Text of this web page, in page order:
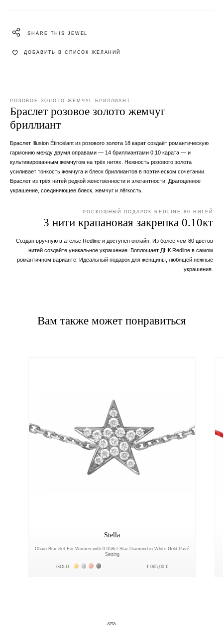
SHARE THIS JEWEL
ДОБАВИТЬ В СПИСОК ЖЕЛАНИЙ
РОЗОВОЕ ЗОЛОТО ЖЕМЧУГ БРИЛЛИАНТ
Браслет розовое золото жемчуг
бриллиант
Браслет Illusion Étincelant из розового золота 18 карат создаёт романтическую
гармонию между двумя оправами — 14 бриллиантами 0,10 карата — и
культивированным жемчугом на трёх нитях. Нежность розового золота
усиливает тонкость жемчуга и блеск бриллиантов в поэтическом сочетании.
Браслет из трёх нитей редкой женственности и элегантности. Драгоценное
украшение, соединяющее блеск, жемчуг и лёгкость.
РОСКОШНЫЙ ПОДАРОК REDLINE 80 НИТЕЙ
3 нити крапановая закрепка 0.10кт
Создан вручную в ателье Redline и доступен онлайн. Из более чем 80 цветов
нитей создайте уникальное украшение. Воплощает ДНК Redline в самом
романтичном варианте. Идеальный подарок для женщины, любящей нежные
украшения.
Вам также может понравиться
Stella
Chain Bracelet For Women with 0.058ct Star Diamond in White Gold Pavé
Setting
GOLD Жёлтое золото 18К
Белое золото 18К
Розовое золото 18К
Чёрное золото 18К 1 065,00 €